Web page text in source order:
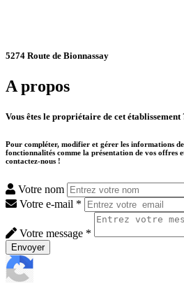
5274 Route de Bionnassay
A propos
Vous êtes le propriétaire de cet établissement
Pour compléter, modifier et gérer les informations
fonctionnalités comme la présentation de vos offres
contactez-nous !
Votre nom
Votre e-mail *
Votre message *
Envoyer